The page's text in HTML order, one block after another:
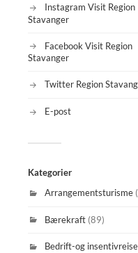
Instagram Visit Region
Stavanger
Facebook Visit Region
Stavanger
Twitter Region
E-post
Kategorier
Arrangementsturisme
Bærekraft (89)
Bedrift-og